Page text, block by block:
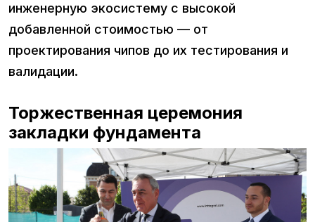
инженерную экосистему с высокой
добавленной стоимостью — от
проектирования чипов до их тестирования и
валидации.
Торжественная церемония
закладки фундамента